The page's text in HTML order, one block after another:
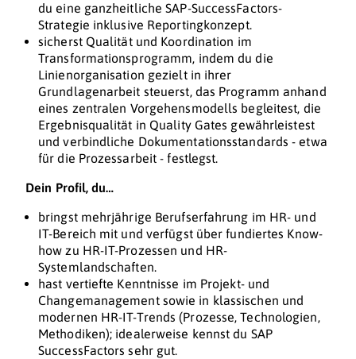
du eine ganzheitliche SAP-SuccessFactors-
Strategie inklusive Reportingkonzept.
sicherst Qualität und Koordination im
Transformationsprogramm, indem du die
Linienorganisation gezielt in ihrer
Grundlagenarbeit steuerst, das Programm anhand
eines zentralen Vorgehensmodells begleitest, die
Ergebnisqualität in Quality Gates gewährleistest
und verbindliche Dokumentationsstandards - etwa
für die Prozessarbeit - festlegst.
Dein Profil, du…
bringst mehrjährige Berufserfahrung im HR- und
IT-Bereich mit und verfügst über fundiertes Know-
how zu HR-IT-Prozessen und HR-
Systemlandschaften.
hast vertiefte Kenntnisse im Projekt- und
Changemanagement sowie in klassischen und
modernen HR-IT-Trends (Prozesse, Technologien,
Methodiken); idealerweise kennst du SAP
SuccessFactors sehr gut.